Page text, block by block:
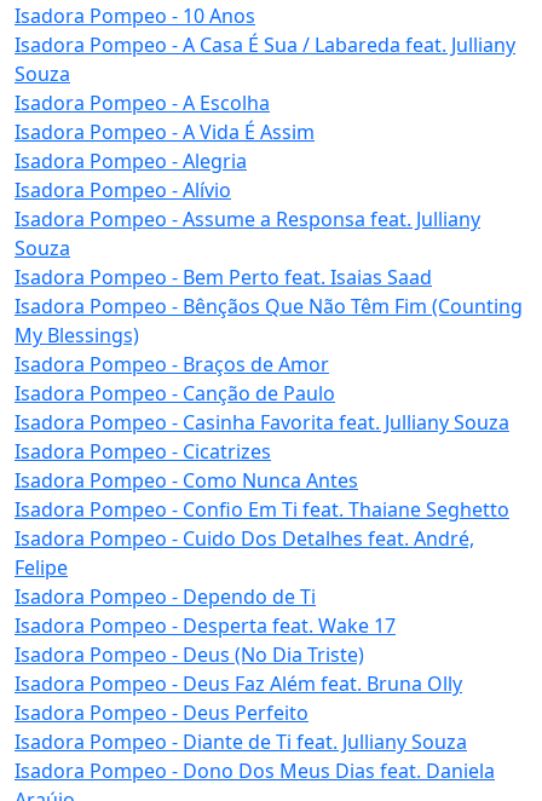
Isadora Pompeo - 10 Anos
Isadora Pompeo - A Casa É Sua / Labareda feat. Julliany
Souza
Isadora Pompeo - A Escolha
Isadora Pompeo - A Vida É Assim
Isadora Pompeo - Alegria
Isadora Pompeo - Alívio
Isadora Pompeo - Assume a Responsa feat. Julliany
Souza
Isadora Pompeo - Bem Perto feat. Isaias Saad
Isadora Pompeo - Bênçãos Que Não Têm Fim (Counting
My Blessings)
Isadora Pompeo - Braços de Amor
Isadora Pompeo - Canção de Paulo
Isadora Pompeo - Casinha Favorita feat. Julliany Souza
Isadora Pompeo - Cicatrizes
Isadora Pompeo - Como Nunca Antes
Isadora Pompeo - Confio Em Ti feat. Thaiane Seghetto
Isadora Pompeo - Cuido Dos Detalhes feat. André,
Felipe
Isadora Pompeo - Dependo de Ti
Isadora Pompeo - Desperta feat. Wake 17
Isadora Pompeo - Deus (No Dia Triste)
Isadora Pompeo - Deus Faz Além feat. Bruna Olly
Isadora Pompeo - Deus Perfeito
Isadora Pompeo - Diante de Ti feat. Julliany Souza
Isadora Pompeo - Dono Dos Meus Dias feat. Daniela